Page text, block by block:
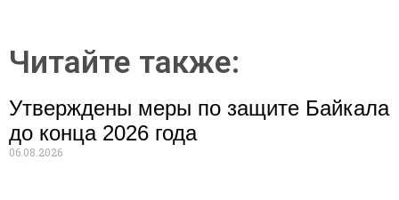
Читайте также:
Утверждены меры по защите Байкала
до конца 2026 года
06.08.2026